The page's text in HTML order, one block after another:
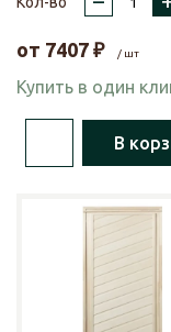
от 7407 ₽ / шт
Купить в один
В